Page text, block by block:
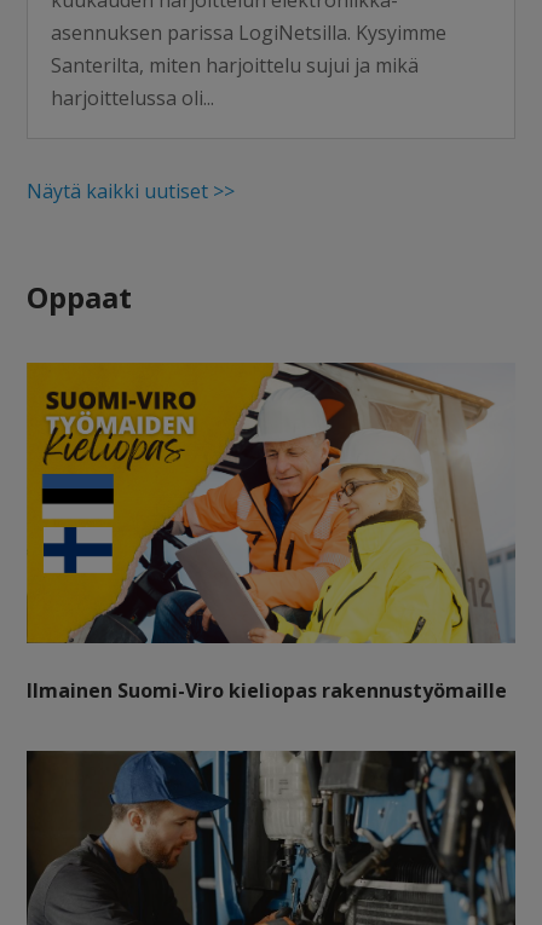
asennuksen parissa LogiNetsilla. Kysyimme
Santerilta, miten harjoittelu sujui ja mikä
harjoittelussa oli...
Näytä kaikki uutiset >>
Oppaat
Ilmainen Suomi-Viro kieliopas rakennustyömaille